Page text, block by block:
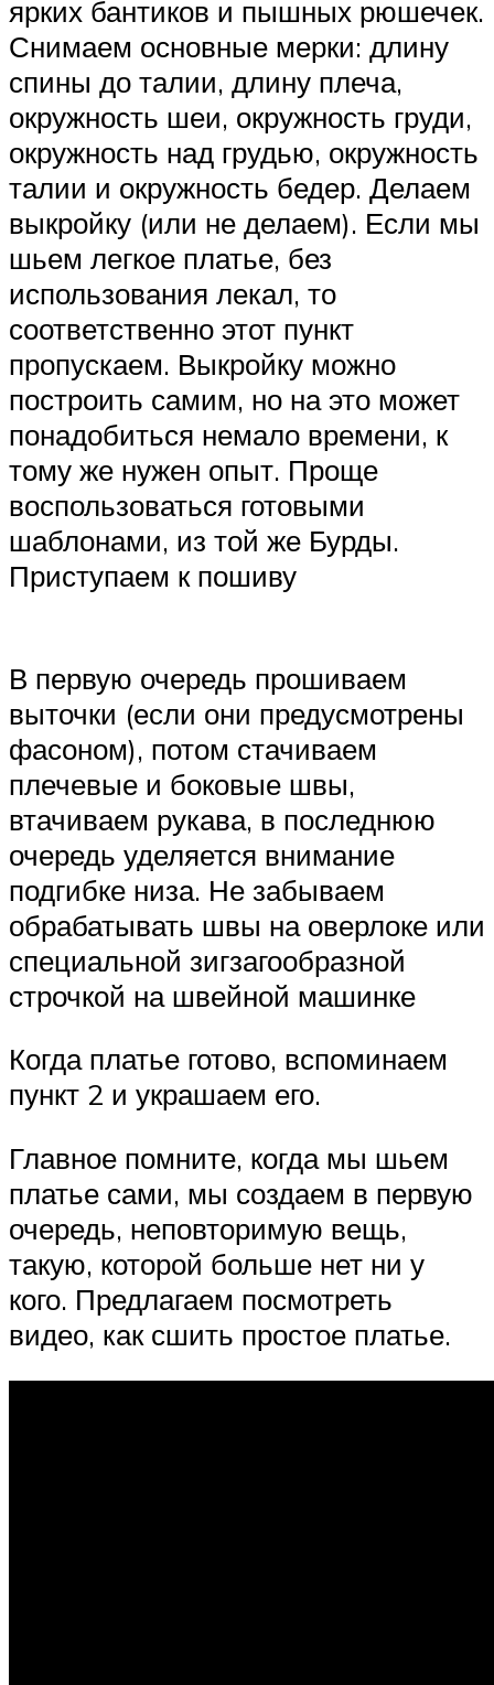
ярких бантиков и пышных рюшечек.
Снимаем основные мерки: длину
спины до талии, длину плеча,
окружность шеи, окружность груди,
окружность над грудью, окружность
талии и окружность бедер. Делаем
выкройку (или не делаем). Если мы
шьем легкое платье, без
использования лекал, то
соответственно этот пункт
пропускаем. Выкройку можно
построить самим, но на это может
понадобиться немало времени, к
тому же нужен опыт. Проще
воспользоваться готовыми
шаблонами, из той же Бурды.
Приступаем к пошиву
В первую очередь прошиваем
выточки (если они предусмотрены
фасоном), потом стачиваем
плечевые и боковые швы,
втачиваем рукава, в последнюю
очередь уделяется внимание
подгибке низа. Не забываем
обрабатывать швы на оверлоке или
специальной зигзагообразной
строчкой на швейной машинке
Когда платье готово, вспоминаем
пункт 2 и украшаем его.
Главное помните, когда мы шьем
платье сами, мы создаем в первую
очередь, неповторимую вещь,
такую, которой больше нет ни у
кого. Предлагаем посмотреть
видео, как сшить простое платье.